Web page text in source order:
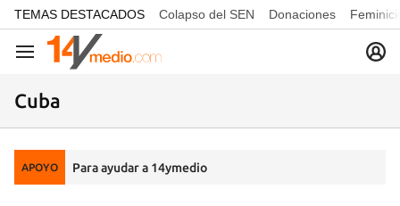
common.go-to-content
TEMAS DESTACADOS Colapso del SEN Donaciones
Navegación
Cuba
APOYO Para ayudar a 14ymedio